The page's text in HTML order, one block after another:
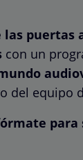
las puertas
con un
del equipo